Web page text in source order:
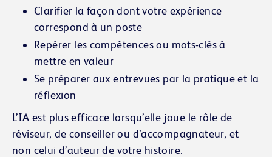
Clarifier la façon dont votre expérience
correspond à un poste
Repérer les compétences ou mots-clés à
mettre en valeur
Se préparer aux entrevues par la pratique et la
réflexion
L’IA est plus efficace lorsqu’elle joue le rôle de
réviseur, de conseiller ou d’accompagnateur, et
non celui d’auteur de votre histoire.